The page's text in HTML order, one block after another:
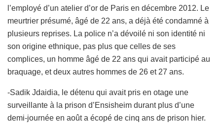
l’employé d’un atelier d’or de Paris en décembre 2012. Le
meurtrier présumé, âgé de 22 ans, a déjà été condamné à
plusieurs reprises. La police n’a dévoilé ni son identité ni
son origine ethnique, pas plus que celles de ses
complices, un homme âgé de 22 ans qui avait participé au
braquage, et deux autres hommes de 26 et 27 ans.
-Sadik Jdaidia, le détenu qui avait pris en otage une
surveillante à la prison d’Ensisheim durant plus d’une
demi-journée en août a écopé de cinq ans de prison hier.